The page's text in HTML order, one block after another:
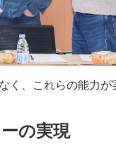
、これらの能力
の実現